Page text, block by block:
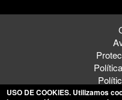
USO DE COOKIES. Utilizamos